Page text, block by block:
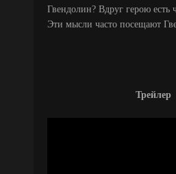
Гвендолин? Вдруг герою есть
Эти мысли часто посещают
Трейлер